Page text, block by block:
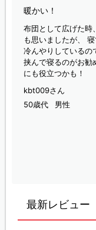
暖かい！
布団として広げた時
も思いましたが、
冷んやりしているの
挟んで寝るのがお勧
にも役立つかも！
kbt009さん
50歳代
男性
最新レビュー